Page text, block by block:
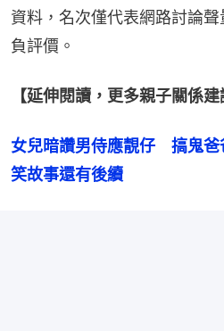
資料，名次僅代表網路討論
負評價。
【延伸閱讀，更多親子關係建
女兒暗讚男侍應靚仔　搞鬼
笑故事還有後續